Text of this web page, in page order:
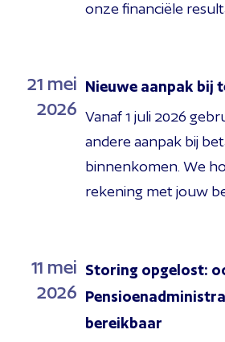
onze financiële
21 mei
2026
Nieuwe aanpak bij
Vanaf 1 juli 2026
andere aanpak bij
binnenkomen. We
rekening met jouw
11 mei
2026
Storing opgelost:
bereikbaar